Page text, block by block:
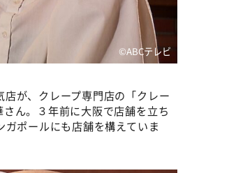
©ABCテレビ
が、クレープ専門店の「クレー
ん。３年前に大阪で店舗を立ち
ガポールにも店舗を構えていま